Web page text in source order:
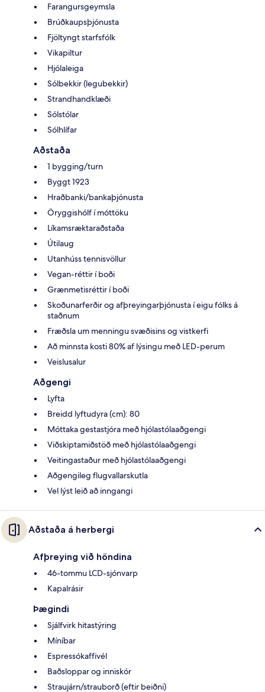
Farangursgeymsla
Brúðkaupsþjónusta
Fjöltyngt starfsfólk
Vikapiltur
Hjólaleiga
Sólbekkir (legubekkir)
Strandhandklæði
Sólstólar
Sólhlífar
Aðstaða
1 bygging/turn
Byggt 1923
Hraðbanki/bankaþjónusta
Öryggishólf í móttöku
Líkamsræktaraðstaða
Útilaug
Utanhúss tennisvöllur
Vegan-réttir í boði
Grænmetisréttir í boði
Skoðunarferðir og afþreyingarþjónusta í eigu fólks á
staðnum
Fræðsla um menningu svæðisins og vistkerfi
Að minnsta kosti 80% af lýsingu með LED-perum
Veislusalur
Aðgengi
Lyfta
Breidd lyftudyra (cm): 80
Móttaka gestastjóra með hjólastólaaðgengi
Viðskiptamiðstöð með hjólastólaaðgengi
Veitingastaður með hjólastólaaðgengi
Aðgengileg flugvallarskutla
Vel lýst leið að inngangi
Aðstaða á herbergi
Afþreying við höndina
46-tommu LCD-sjónvarp
Kapalrásir
Þægindi
Sjálfvirk hitastýring
Míníbar
Espressókaffivél
Baðsloppar og inniskór
Straujárn/strauborð (eftir beiðni)